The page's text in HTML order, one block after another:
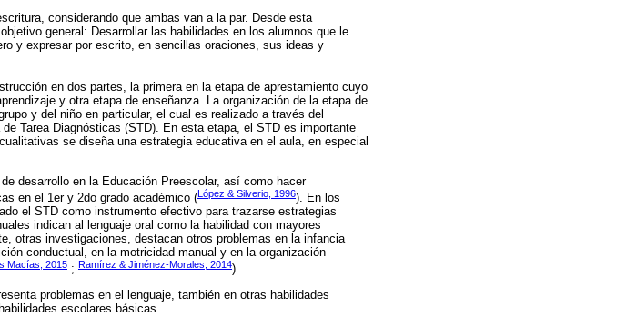
considerando que ambas van a la par. Desde esta
general: Desarrollar las habilidades en los alumnos que le
y expresar por escrito, en sencillas oraciones, sus ideas y
en dos partes, la primera en la etapa de aprestamiento cuyo
y otra etapa de enseñanza. La organización de la etapa de
y del niño en particular, el cual es realizado a través del
Tarea Diagnósticas (STD). En esta etapa, el STD es importante
se diseña una estrategia educativa en el aula, en especial
desarrollo en la Educación Preescolar, así como hacer
en el 1er y 2do grado académico (López & Silverio, 1996). En los
el STD como instrumento efectivo para trazarse estrategias
indican al lenguaje oral como la habilidad con mayores
otras investigaciones, destacan otros problemas en la infancia
conductual, en la motricidad manual y en la organización
Macías, 2015.; Ramírez & Jiménez-Morales, 2014).
problemas en el lenguaje, también en otras habilidades
escolares básicas.